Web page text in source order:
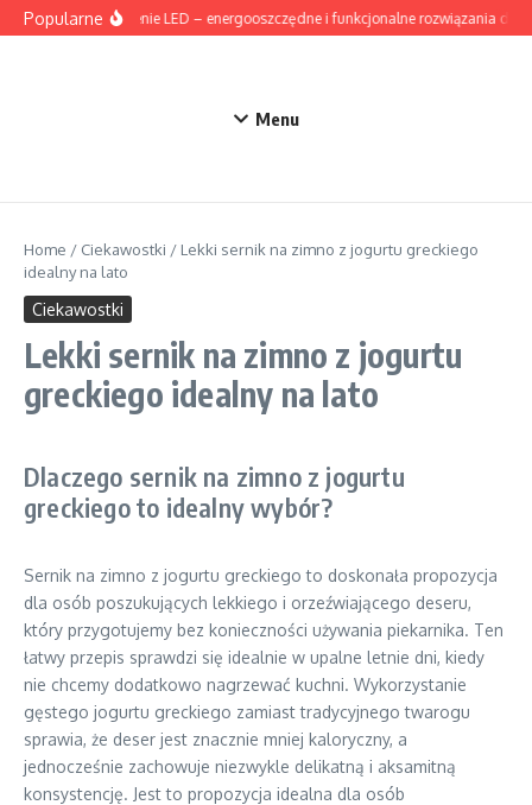
Przejdź do treści
PopularneOświetlenie LED – energooszczędne i funkcjonalne rozwiązania do
Menu
Home / Ciekawostki / Lekki sernik na zimno z jogurtu greckiego
idealny na lato
Ciekawostki
Lekki sernik na zimno z jogurtu
greckiego idealny na lato
Dlaczego sernik na zimno z jogurtu
greckiego to idealny wybór?
Sernik na zimno z jogurtu greckiego to doskonała propozycja
dla osób poszukujących lekkiego i orzeźwiającego deseru,
który przygotujemy bez konieczności używania piekarnika. Ten
łatwy przepis sprawdzi się idealnie w upalne letnie dni, kiedy
nie chcemy dodatkowo nagrzewać kuchni. Wykorzystanie
gęstego jogurtu greckiego zamiast tradycyjnego twarogu
sprawia, że deser jest znacznie mniej kaloryczny, a
jednocześnie zachowuje niezwykle delikatną i aksamitną
konsystencję. Jest to propozycja idealna dla osób